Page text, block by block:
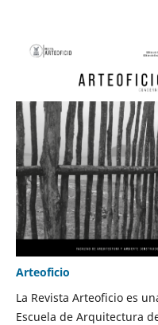
Arteoficio
La Revista Arteoficio es
Escuela de Arquitectura